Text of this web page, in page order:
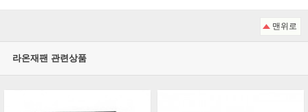
맨위로
라온재팬 관련상품